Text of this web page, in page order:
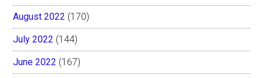
August 2022 (170)
July 2022 (144)
June 2022 (167)